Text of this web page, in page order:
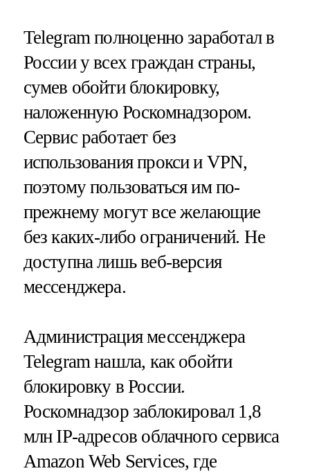
Telegram полноценно заработал в
России у всех граждан страны,
сумев обойти блокировку,
наложенную Роскомнадзором.
Сервис работает без
использования прокси и VPN,
поэтому пользоваться им по-
прежнему могут все желающие
без каких-либо ограничений. Не
доступна лишь веб-версия
мессенджера.
Администрация мессенджера
Telegram нашла, как обойти
блокировку в России.
Роскомнадзор заблокировал 1,8
млн IP-адресов облачного сервиса
Amazon Web Services, где